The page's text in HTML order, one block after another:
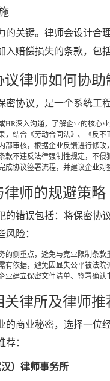
的关键。律师会设计合
入赔偿损失的条款，包
议律师如何协
密协议，是一个系统工
HR深入沟通，了解企业的核心
，结合《劳动合同法》、《反不
部审核，根据企业反馈进行修改
款不违反法律强制性规定，不侵
成协议签署流程，并建议企业对
律师的规避策略
的错误包括：将保密协
险：
的侧重点，避免与竞业限制条款
有依据，避免因显失公平被法院
业建立保密文件清单、签署确认
律所及律师推
的商业秘密，选择一位
荐：
）律师事务所